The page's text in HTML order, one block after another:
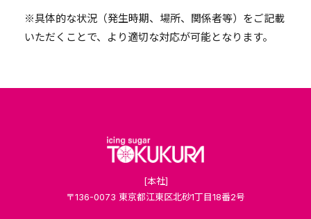
※具体的な状況（発生時期、場所、関係者等）をご記載
いただくことで、より適切な対応が可能となります。
[本社]
〒136-0073 東京都江東区北砂1丁目18番2号